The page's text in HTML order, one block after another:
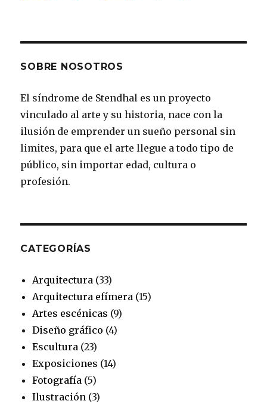
o
o
k
g
a
m
r
s
t
e
b
SOBRE NOSOTROS
El síndrome de Stendhal es un proyecto
vinculado al arte y su historia, nace con la
ilusión de emprender un sueño personal sin
limites, para que el arte llegue a todo tipo de
público, sin importar edad, cultura o
profesión.
CATEGORÍAS
Arquitectura (33)
Arquitectura efímera (15)
Artes escénicas (9)
Diseño gráfico (4)
Escultura (23)
Exposiciones (14)
Fotografía (5)
Ilustración (3)